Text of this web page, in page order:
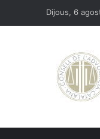
Dijous, 6